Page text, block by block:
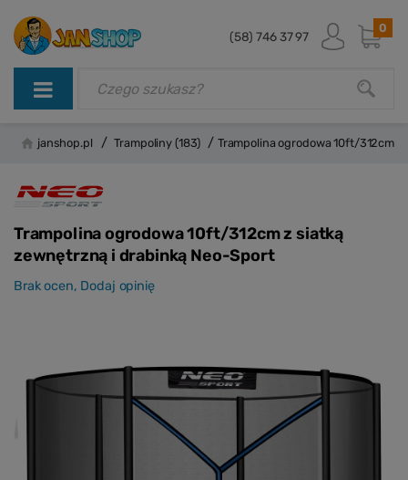
(58) 746 37 97
0
janshop.pl / Trampoliny (183) / Trampolina ogrodowa 10ft/312cm
Trampolina ogrodowa 10ft/312cm z siatką
zewnętrzną i drabinką Neo-Sport
Brak ocen, Dodaj opinię